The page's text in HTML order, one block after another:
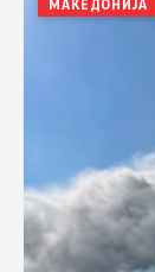
МАКЕДОНИЈА